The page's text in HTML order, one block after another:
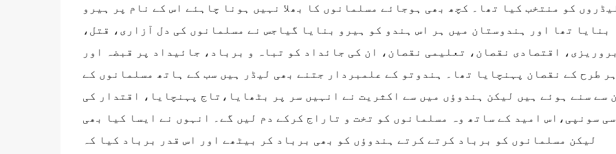
کو منتخب کیا تھا۔ کچھ بھی ہوجائے مسلمانوں کا بھلا نہیں ہونا چاہئے اس کے نام پر ہیرو
بنایا تھا اور ہندوستان میں ہر اس ہندو کو ہیرو بنایا گیاجس نے مسلمانوں کی دل آزاری، قتل،
اقتصادی نقصان، تعلیمی نقصان، ان کی جائداد کو تباہ و برباد، جائیداد پر قبضہ اور
ہر طرح کے نقصان پہنچایا تھا۔ ہندوتو کے علمبردار جتنے بھی لیڈر ہیں سب کے ہاتھ مسلمانوں کے
سے سنے ہوئے ہیں لیکن ہندوؤں میں سے اکثریت نے انہیں سر پر بٹھایا،تاج پہنچایا، اقتدار کی
سونپی،اس امید کے ساتھ وہ مسلمانوں کو تخت و تاراج کرکے دم لیں گے۔ انہوں نے ایسا کیا بھی
لیکن مسلمانوں کو برباد کرتے کرتے ہندوؤں کو بھی برباد کر بیٹھے اور اس قدر برباد کیا کہ